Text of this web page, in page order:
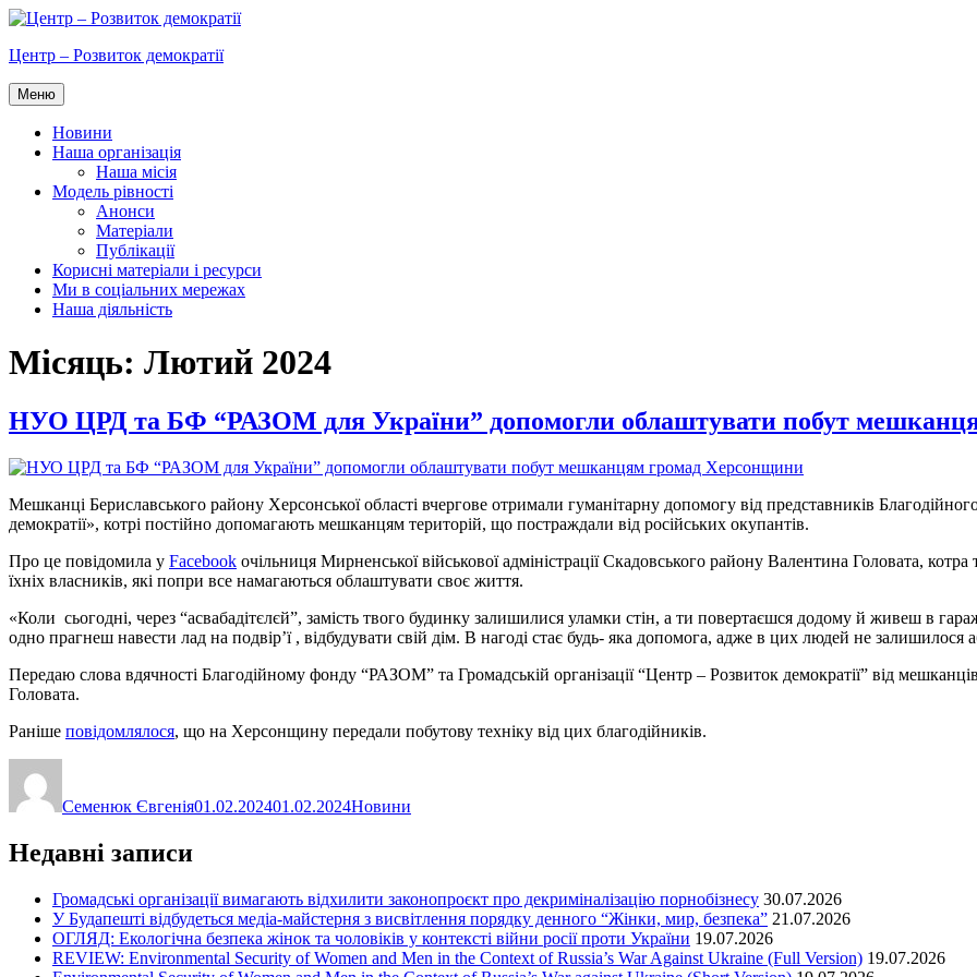
Перейти
вмісту
Центр – Розвиток демократії
Меню
Новини
Наша організація
Наша місія
Модель рівності
Анонси
Матеріали
Публікації
Корисні матеріали і ресурси
Ми в соціальних мережах
Наша діяльність
Місяць: Лютий 2024
НУО ЦРД та БФ “РАЗОМ для України” допомогли облаштувати побут
Мешканці Бериславського району Херсонської області вчергове отримали гуманітарну допомогу від представників
демократії», котрі постійно допомагають мешканцям територій, що постраждали від російських окупантів.
Про це повідомила у Facebook очільниця Мирненської військової адміністрації Скадовського району Валентина Головата,
їхніх власників, які попри все намагаються облаштувати своє життя.
«Коли сьогодні, через “асвабадітєлєй”, замість твого будинку залишилися уламки стін, а ти повертаєшся додому й живеш в
одно прагнеш навести лад на подвір’ї , відбудувати свій дім. В нагоді стає будь- яка допомога, адже в цих людей не залишилося
Передаю слова вдячності Благодійному фонду “РАЗОМ” та Громадській організації “Центр – Розвиток демократії” від
Головата.
Раніше повідомлялося, що на Херсонщину передали побутову техніку від цих благодійників.
Семенюк Євгенія01.02.202401.02.2024Новини
Недавні записи
Громадські організації вимагають відхилити законопроєкт про декриміналізацію порнобізнесу 30.07.2026
У Будапешті відбудеться медіа-майстерня з висвітлення порядку денного “Жінки, мир, безпека” 21.07.2026
ОГЛЯД: Екологічна безпека жінок та чоловіків у контексті війни росії проти України 19.07.2026
REVIEW: Environmental Security of Women and Men in the Context of Russia’s War Against Ukraine (Full Version) 19.07.2026